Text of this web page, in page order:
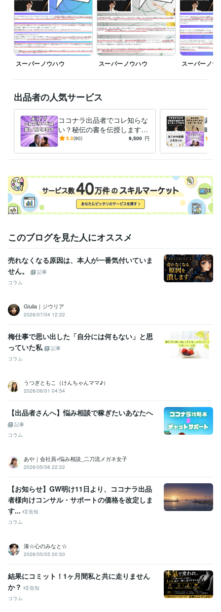
『電話相談編』
✅完全予約制
✅事前メッセージでの日程調整必須
どのサービスも、活動時間外だとしても最大限の対応をさせていただき
ます！
経験職種
マーケティング / コンテンツマーケティング・SEO
マーケティング / 商品企画・開発 経験年数 : 4年
コンサルタント / 経営コンサルタント 経験年数 : 19年
ライフスタイル・その他 / イベント司会 経験年数 : 4年
受賞歴
開始２週間でプラチナランク達成　2023/12/13デビュー 開始２カ月
件、売上70万』達成 開始４ヶ月で『販売数200件』達成 　売上額は
今後は非公開
単月売上100件＆評価オール5獲得
開始５ヶ月で『販
売数300件』達成 開始6ヶ月で『販売数350件』達成 開始7ヶ月で
『販売数390件』達成
開始8ヶ月で『販売数430件』達成
開始9ヶ月
で『販売数470件』達成 開始10ヶ月で『販売数500件』達成 開始11
年間のココナラ活動休止
ココナラ活動再開
経営労務コンサルタント 取得年 : 2017年
メンタルヘルスマネジメント検定
ビジネスコンプライアンス検定
ビジネス能力検定（B検）
情報システム・コンサルタント
Google Apps Script:3年HTML:3年Java:3年JavaScript:3年Python:3年
CSS:3年
Google スライド:9年 Google ドキュメント:9年
Google Search Console:4年
ChatGPT:4年 DALL-E:3年Filmora:3年
CapCut:4年Adobe Illustrator:3年Canva:5年freee:4年
Adobe Analytics:4年
Lightroom:3年
コンサルタント（建設・補償・経営・営業・事業再生）:19年
マーケティング（マス・ダイレクト・インバウンド）:19年
得意分野
集客・マーケティング相談
『マーケティング』を武器にしたコンサ
ル ココナラ攻略コンテンツ|スーパーノウハウ
ココナラ攻略コンテン
ツ（秘伝の書）
のレベルアップ
ノウハウ 副業 実績
マーケティング
SEO
初心者 副業 お金の稼ぎ方 ブログ ジャンル 収益化
オリジナル
アイディア
スーパーノウハウ スーパーノウハウ スーパーノウ
出品者の人気サービス
ココナラ出品者でコレ知らな
い？秘伝の書を伝授します
【売上10件ごとに値上げ】㊙️
5.0(90) 9,500 円
豪華
略セ
【売
け！
このブログを見た人にオススメ
売れなくなる原因は、本人が一番気付いていま
せん。
記事
コラム
Giulia｜ジウリア
2026/07/04 12:22
梅仕事で思い出した「自分には何もない」と思
っていた私
記事
コラム
うつぎともこ（けんちゃんママ♪）
2026/06/01 04:54
【出品者さんへ】悩み相談で稼ぎたいあなたへ
記事
コラム
あや｜会社員×悩み相談_二刀流メガネ女子
2026/05/08 22:22
【お知らせ】GW明け11日より、ココナラ出品
者様向けコンサル・サポートの価格を改定しま
す...
告知
コラム
湊☆心のみなと☆
2026/05/05 00:50
結果にコミット！1ヶ月間私と共に走りません
か？
告知
コラム